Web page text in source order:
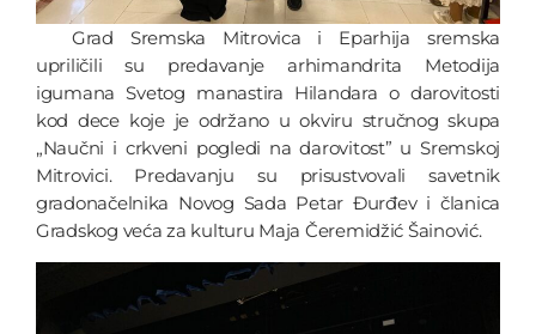
Grad Sremska Mitrovica i Eparhija sremska
upriličili su predavanje arhimandrita Metodija
igumana Svetog manastira Hilandara o darovitosti
kod dece koje je održano u okviru stručnog skupa
„Naučni i crkveni pogledi na darovitost” u Sremskoj
Mitrovici. Predavanju su prisustvovali savetnik
gradonačelnika Novog Sada Petar Đurđev i članica
Gradskog veća za kulturu Maja Čeremidžić Šainović.